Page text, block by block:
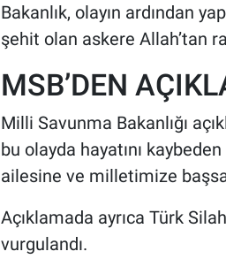
Bakanlık, olayın ardından
şehit olan askere Allah’tan
MSB’DEN
Milli Savunma Bakanlığı
bu olayda hayatını
ailesine ve milletimize
Açıklamada ayrıca Türk
vurgulandı.